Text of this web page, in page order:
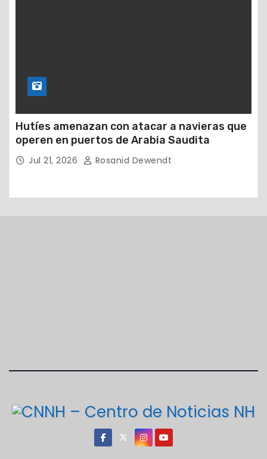
Hutíes amenazan con atacar a navieras que
operen en puertos de Arabia Saudita
Jul 21, 2026 Rosanid Dewendt